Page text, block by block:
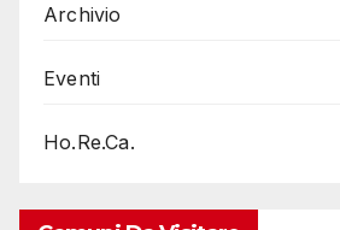
Archivio
Eventi
Ho.Re.Ca.